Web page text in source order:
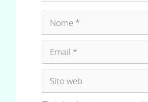
Nome
Email
Sito